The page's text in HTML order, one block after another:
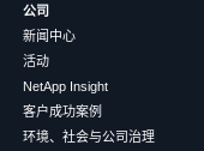
公司
新闻中心
活动
NetApp Insight
客户成功案例
环境、社会与公司治理